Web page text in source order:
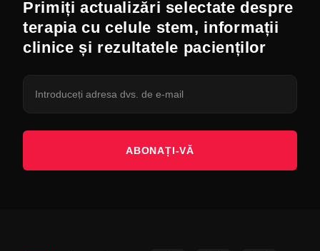
Primiți actualizări selectate despre
terapia cu celule stem, informații
clinice și rezultatele pacienților
ABONAȚI-VĂ